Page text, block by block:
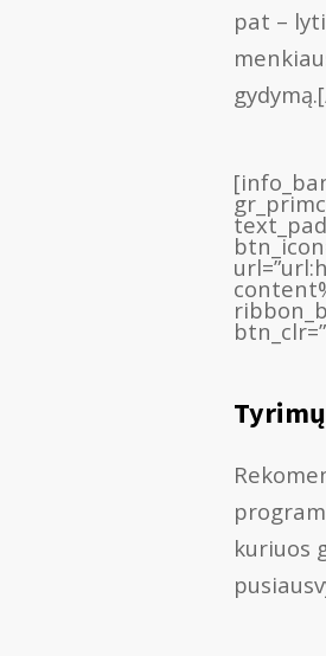
pat –
kuriuos